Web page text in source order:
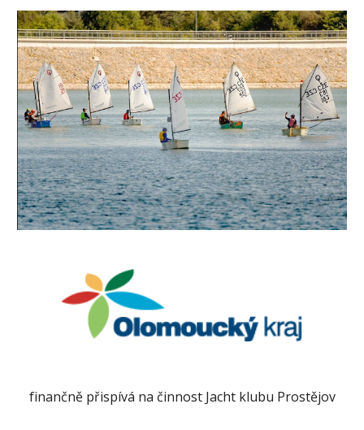
finančně přispívá na činnost Jacht klubu Prostějov